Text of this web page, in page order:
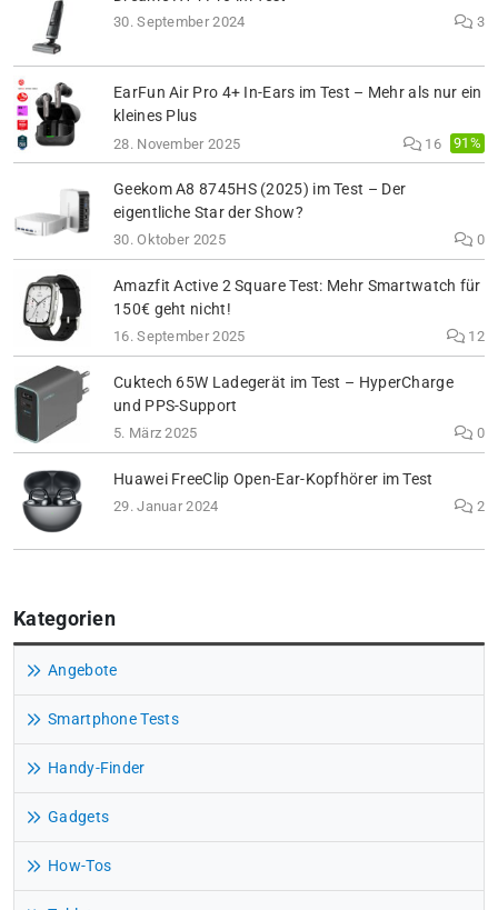
30. September 2024 3
EarFun Air Pro 4+ In-Ears im Test – Mehr als nur ein
kleines Plus
28. November 2025 16 91%
Geekom A8 8745HS (2025) im Test – Der
eigentliche Star der Show?
30. Oktober 2025 0
Amazfit Active 2 Square Test: Mehr Smartwatch für
150€ geht nicht!
16. September 2025 12
Cuktech 65W Ladegerät im Test – HyperCharge
und PPS-Support
5. März 2025 0
Huawei FreeClip Open-Ear-Kopfhörer im Test
29. Januar 2024 2
Kategorien
Angebote
Smartphone Tests
Handy-Finder
Gadgets
How-Tos